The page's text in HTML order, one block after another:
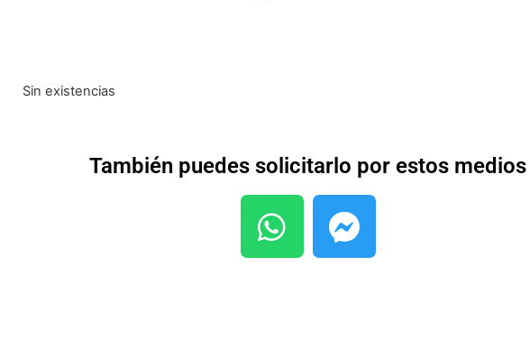
Sin existencias
También puedes solicitarlo por estos medios